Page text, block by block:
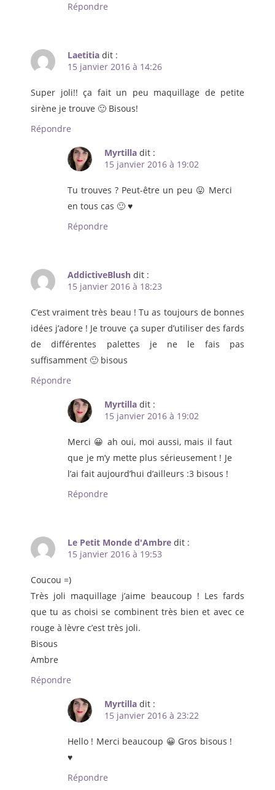
Répondre
Laetitia dit :
15 janvier 2016 à 14:26
Super joli!! ça fait un peu maquillage de petite
sirène je trouve 🙂 Bisous!
Répondre
Myrtilla dit :
15 janvier 2016 à 19:02
Tu trouves ? Peut-être un peu 😛 Merci
en tous cas 🙂 ♥
Répondre
AddictiveBlush dit :
15 janvier 2016 à 18:23
C’est vraiment très beau ! Tu as toujours de bonnes
idées j’adore ! Je trouve ça super d’utiliser des fards
de différentes palettes je ne le fais pas
suffisamment 🙂 bisous
Répondre
Myrtilla dit :
15 janvier 2016 à 19:02
Merci 😀 ah oui, moi aussi, mais il faut
que je m’y mette plus sérieusement ! Je
l’ai fait aujourd’hui d’ailleurs :3 bisous !
Répondre
Le Petit Monde d'Ambre dit :
15 janvier 2016 à 19:53
Coucou =)
Très joli maquillage j’aime beaucoup ! Les fards
que tu as choisi se combinent très bien et avec ce
rouge à lèvre c’est très joli.
Bisous
Ambre
Répondre
Myrtilla dit :
15 janvier 2016 à 23:22
Hello ! Merci beaucoup 😀 Gros bisous !
♥
Répondre